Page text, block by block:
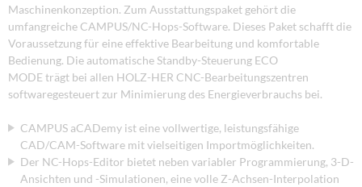
Maschinenkonzeption. Zum Ausstattungspaket gehört die
umfangreiche CAMPUS/NC-Hops-Software. Dieses Paket schafft die
Voraussetzung für eine effektive Bearbeitung und komfortable
Bedienung. Die automatische Standby-Steuerung ECO
MODE trägt bei allen HOLZ-HER CNC-Bearbeitungszentren
softwaregesteuert zur Minimierung des Energieverbrauchs bei.
CAMPUS aCADemy ist eine vollwertige, leistungsfähige
CAD/CAM-Software mit vielseitigen Importmöglichkeiten.
Der NC-Hops-Editor bietet neben variabler Programmierung, 3-D-
Ansichten und -Simulationen, eine volle Z-Achsen-Interpolation